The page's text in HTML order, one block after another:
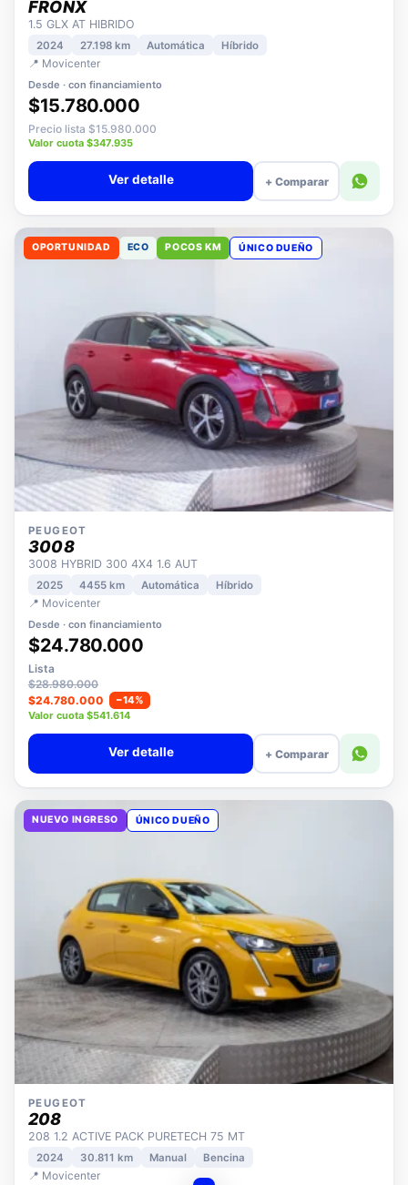
SUZUKI
FRONX
1.5 GLX AT HIBRIDO
2024 27.198 km
📍 Movicenter
Desde · con financiamiento
$15.780.000
Precio lista $15.980.000
Valor cuota $347.935
+ Comparar
OPORTUNIDAD ECO POCOS KM
PEUGEOT
3008
3008 HYBRID 300 4X4 1.6 AUT
2025 4455 km
📍 Movicenter
Desde · con financiamiento
$24.780.000
Lista
$28.980.000
$24.780.000
−14%
Valor cuota $541.614
+ Comparar
NUEVO INGRESO
PEUGEOT
208
208 1.2 ACTIVE PACK PURETECH 75 MT
2024 30.811 km